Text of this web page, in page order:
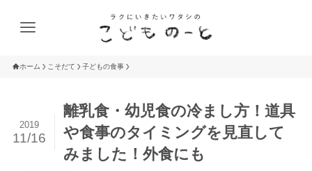
ホーム こそだて 子どもの食事
離乳食・幼児食の冷まし方！道具
や食事のタイミングを見直して
みました！外食にも
2019
11/16